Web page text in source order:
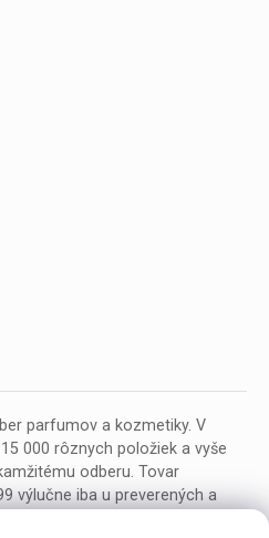
parfumov a kozmetiky. V
000 rôznych položiek a vyše
odberu. Tovar
výlučne iba u preverených a